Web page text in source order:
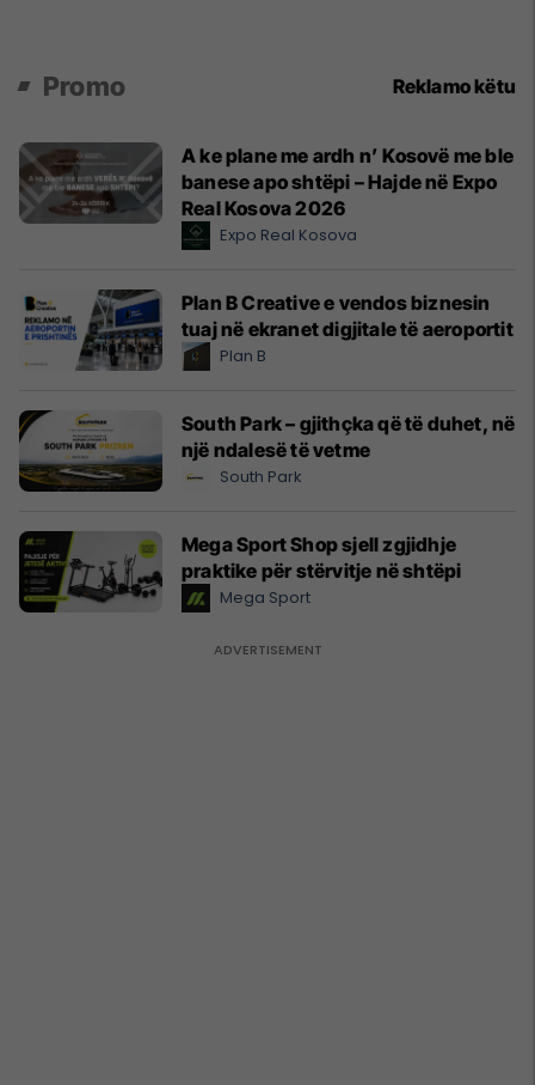
Promo Reklamo këtu
A ke plane me ardh n’ Kosovë me ble
banese apo shtëpi – Hajde në Expo
Real Kosova 2026
Expo Real Kosova
Plan B Creative e vendos biznesin
tuaj në ekranet digjitale të aeroportit
Plan B
South Park – gjithçka që të duhet, në
një ndalesë të vetme
South Park
Mega Sport Shop sjell zgjidhje
praktike për stërvitje në shtëpi
Mega Sport